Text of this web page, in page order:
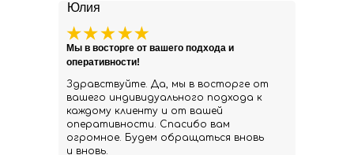
Юлия
Здравствуйте. Да, мы в восторге от
вашего индивидуального подхода к
каждому клиенту и от вашей
оперативности. Спасибо вам
огромное. Будем обращаться вновь
и вновь.
Мы в восторге от вашего подхода и
оперативности!